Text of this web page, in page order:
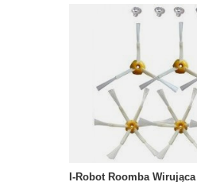
I-Robot Roomba